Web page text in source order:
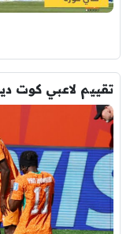
تقييم لاعبي كوت